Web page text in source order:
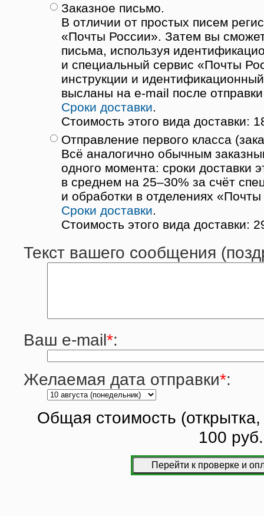
Заказное письмо.
В отличии от простых писем
«Почты России». Затем вы
письма, используя
и специальный сервис «Почты
инструкции и
высланы на e-mail после
Сроки доставки
Стоимость этого вида доставки:
Отправление первого класса
Всё аналогично обычным
одного момента: сроки доставки
в среднем на 25–30% за счёт
и обработки в отделениях
Сроки доставки
Стоимость этого вида доставки:
Текст вашего сообщения
Ваш e-mail*:
Желаемая дата отправки*:
Общая стоимость (открытка,
100 руб.